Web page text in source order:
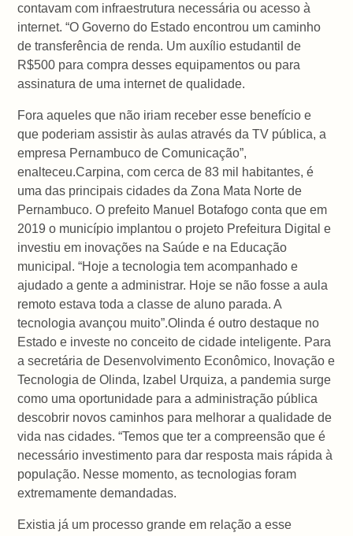
contavam com infraestrutura necessária ou acesso à
internet. “O Governo do Estado encontrou um caminho
de transferência de renda. Um auxílio estudantil de
R$500 para compra desses equipamentos ou para
assinatura de uma internet de qualidade.
Fora aqueles que não iriam receber esse benefício e
que poderiam assistir às aulas através da TV pública, a
empresa Pernambuco de Comunicação”,
enalteceu.Carpina, com cerca de 83 mil habitantes, é
uma das principais cidades da Zona Mata Norte de
Pernambuco. O prefeito Manuel Botafogo conta que em
2019 o município implantou o projeto Prefeitura Digital e
investiu em inovações na Saúde e na Educação
municipal. “Hoje a tecnologia tem acompanhado e
ajudado a gente a administrar. Hoje se não fosse a aula
remoto estava toda a classe de aluno parada. A
tecnologia avançou muito”.Olinda é outro destaque no
Estado e investe no conceito de cidade inteligente. Para
a secretária de Desenvolvimento Econômico, Inovação e
Tecnologia de Olinda, Izabel Urquiza, a pandemia surge
como uma oportunidade para a administração pública
descobrir novos caminhos para melhorar a qualidade de
vida nas cidades. “Temos que ter a compreensão que é
necessário investimento para dar resposta mais rápida à
população. Nesse momento, as tecnologias foram
extremamente demandadas.
Existia já um processo grande em relação a esse